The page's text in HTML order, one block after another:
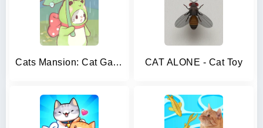
Cats Mansion: Cat Games CAT ALONE - Cat Toy